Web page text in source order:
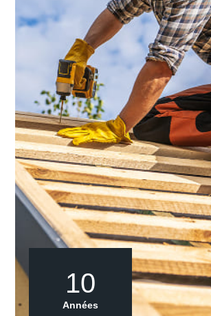
10
Années